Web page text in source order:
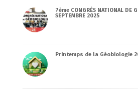
7ème CONGRÈS NATIONAL DE
SEPTEMBRE 2025
Printemps de la Géobiologie